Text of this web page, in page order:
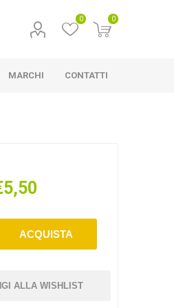
0 0
MARCHI CONTATTI
ACQUISTA
ALLA WISHLIST